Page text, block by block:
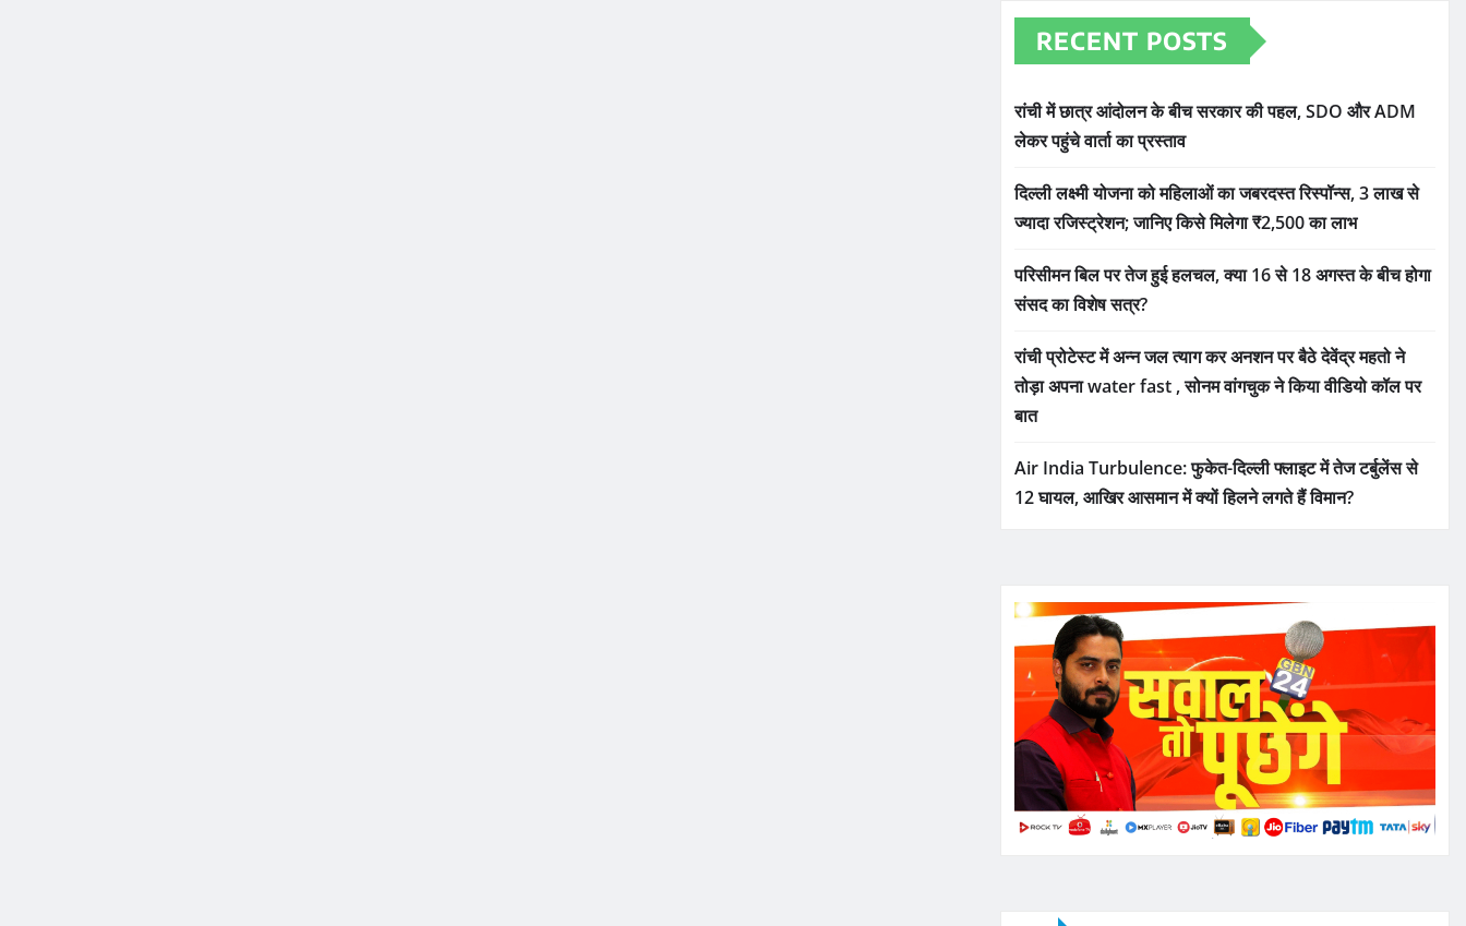
RECENT POSTS
रांची में छात्र आंदोलन के बीच सरकार की पहल, SDO और ADM
लेकर पहुंचे वार्ता का प्रस्ताव
दिल्ली लक्ष्मी योजना को महिलाओं का जबरदस्त रिस्पॉन्स, 3 लाख से
ज्यादा रजिस्ट्रेशन; जानिए किसे मिलेगा ₹2,500 का लाभ
परिसीमन बिल पर तेज हुई हलचल, क्या 16 से 18 अगस्त के बीच होगा
संसद का विशेष सत्र?
रांची प्रोटेस्ट में अन्न जल त्याग कर अनशन पर बैठे देवेंद्र महतो ने
तोड़ा अपना water fast , सोनम वांगचुक ने किया वीडियो कॉल पर
बात
Air India Turbulence: फुकेत-दिल्ली फ्लाइट में तेज टर्बुलेंस से
12 घायल, आखिर आसमान में क्यों हिलने लगते हैं विमान?